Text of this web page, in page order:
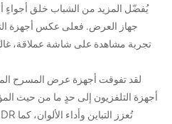
يُفضّل المزيد من الشباب خلق أجواءٍ
جهاز العرض. فعلى عكس أجهزة
لقد تفوقت أجهزة عرض المسرح